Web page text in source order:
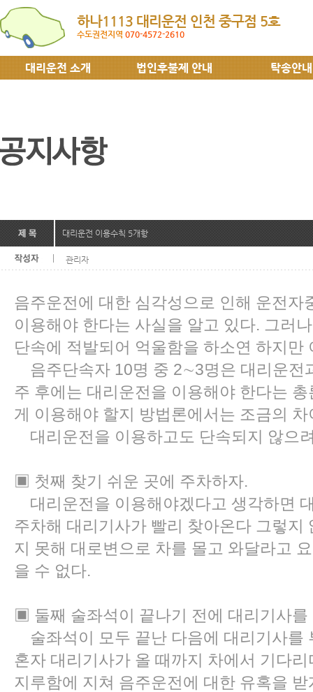
하나1113 대리운전 인천 중구점 5호
수도권전지역 070-4572-2610
대리운전 소개 법인후불제 안내 탁송안내
대리운전 이용수칙 5개항
관리자
음주운전에 대한 심각성으로 인해 운전자
이용해야 한다는 사실을 알고 있다. 그러
단속에 적발되어 억울함을 하소연 하지만
음주단속자 10명 중 2∼3명은 대리운전
주 후에는 대리운전을 이용해야 한다는
게 이용해야 할지 방법론에서는 조금의
대리운전을 이용하고도 단속되지 않으
▣ 첫째 찾기 쉬운 곳에 주차하자.
대리운전을 이용해야겠다고 생각하면
주차해 대리기사가 빨리 찾아온다 그렇지
지 못해 대로변으로 차를 몰고 와달라고
을 수 없다.
▣ 둘째 술좌석이 끝나기 전에 대리기사를
술좌석이 모두 끝난 다음에 대리기사를
혼자 대리기사가 올 때까지 차에서 기다
지루함에 지쳐 음주운전에 대한 유혹을